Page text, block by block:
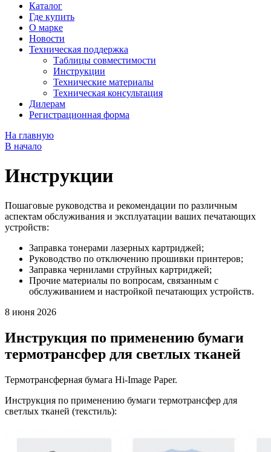
Каталог
Где купить
О марке
Новости
Техническая поддержка
Таблицы совместимости
Инструкции
Технические материалы
Техническая консультация
Дилерам
Регистрационная форма
На главную
В начало
Инструкции
Пошаговые руководства и рекомендации по различным
аспектам обслуживания и эксплуатации ваших печатающих
устройств:
Заправка тонерами лазерных картриджей;
Руководство по отключению прошивки принтеров;
Заправка чернилами струйных картриджей;
Прочие материалы по вопросам, связанным с
обслуживанием и настройкой печатающих устройств.
8 июня 2026
Инструкция по применению бумаги
термотрансфер для светлых тканей
Термотрансферная бумага Hi-Image Paper.
Инструкция по применению бумаги термотрансфер для
светлых тканей (текстиль):